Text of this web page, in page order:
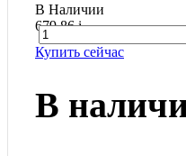
В Наличии
679.86i
Купить сейчас
В